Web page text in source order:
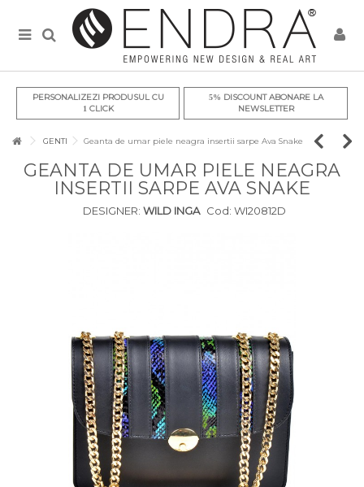
PERSONALIZEZI PRODUSUL CU
1CLICK
5% DISCOUNT ABONARE LA
NEWSLETTER
GENTI Geanta de umar piele neagra insertii sarpe Ava Snake
GEANTA DE UMAR PIELE NEAGRA
INSERTII SARPE AVA SNAKE
DESIGNER: WILD INGA Cod: WI20812D